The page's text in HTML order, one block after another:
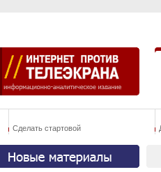
Сделать стартовой